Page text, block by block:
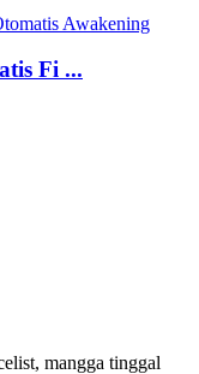
Fi ...
mangga tinggal